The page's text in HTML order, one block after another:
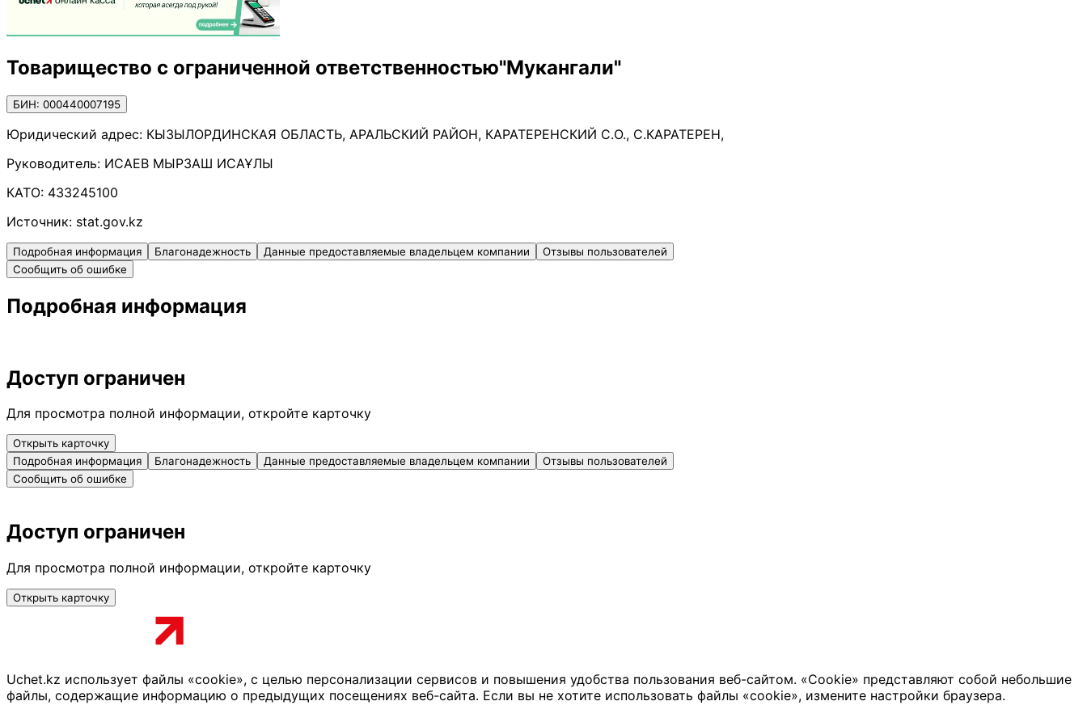
Товарищество с ограниченной ответственностью"Мукангали"
БИН: 000440007195
Юридический адрес: КЫЗЫЛОРДИНСКАЯ ОБЛАСТЬ, АРАЛЬСКИЙ РАЙОН, КАРАТЕРЕНСКИЙ С.О., С.КАРАТЕРЕН,
Руководитель: ИСАЕВ МЫРЗАШ ИСАҰЛЫ
КАТО: 433245100
Источник: stat.gov.kz
Подробная информация Благонадежность Данные предоставляемые владельцем компании
Отзывы пользователей
Сообщить об ошибке
Подробная информация
Доступ ограничен
Для просмотра полной информации, откройте карточку
Открыть карточку
Подробная информация
Благонадежность Данные предоставляемые владельцем компании
Отзывы пользователей
Сообщить об ошибке
Доступ ограничен
Для просмотра полной информации, откройте карточку
Открыть карточку
Uchet.kz использует файлы «cookie», с целью персонализации сервисов и повышения удобства пользования веб-сайтом. «Cookie» представляют собой небольшие
файлы, содержащие информацию о предыдущих посещениях веб-сайта. Если вы не хотите использовать файлы «cookie», измените настройки браузера.